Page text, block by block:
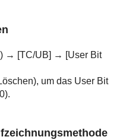
) → [TC/UB] → [User Bit
um das User Bit